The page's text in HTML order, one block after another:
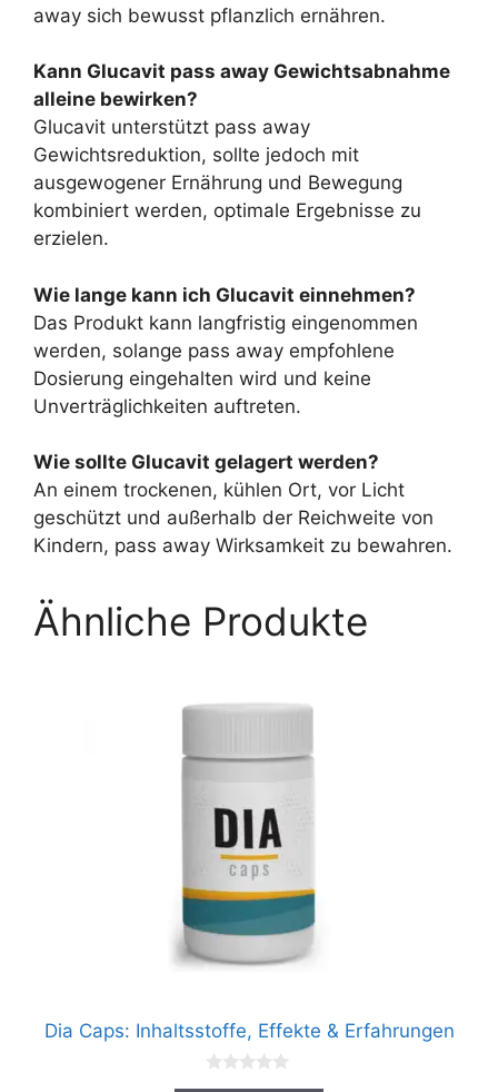
away sich bewusst pflanzlich ernähren.
Kann Glucavit pass away Gewichtsabnahme
alleine bewirken?
Glucavit unterstützt pass away
Gewichtsreduktion, sollte jedoch mit
ausgewogener Ernährung und Bewegung
kombiniert werden, optimale Ergebnisse zu
erzielen.
Wie lange kann ich Glucavit einnehmen?
Das Produkt kann langfristig eingenommen
werden, solange pass away empfohlene
Dosierung eingehalten wird und keine
Unverträglichkeiten auftreten.
Wie sollte Glucavit gelagert werden?
An einem trockenen, kühlen Ort, vor Licht
geschützt und außerhalb der Reichweite von
Kindern, pass away Wirksamkeit zu bewahren.
Ähnliche Produkte
Dia Caps: Inhaltsstoffe, Effekte & Erfahrungen